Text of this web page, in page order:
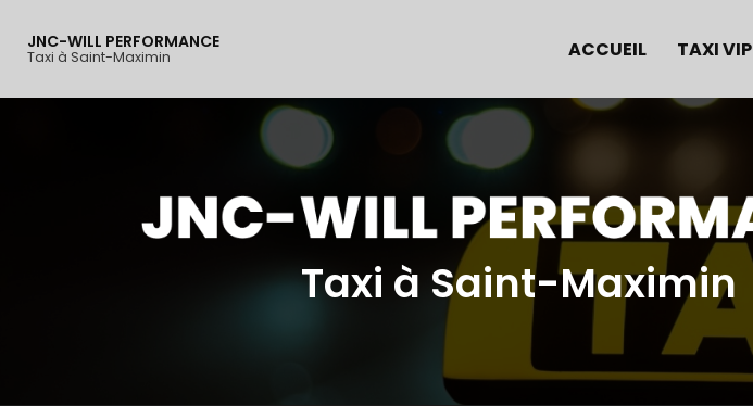
contenu
JNC-WILL PERFORMANCE
Taxi à Saint-Maximin
ACCUEIL
TAXI VIP
Taxi à Saint-Maximin